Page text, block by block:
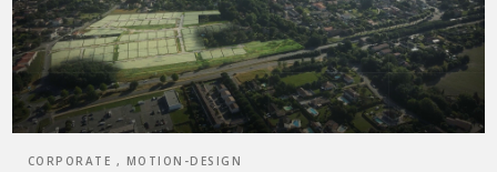
CORPORATE , MOTION-DESIGN